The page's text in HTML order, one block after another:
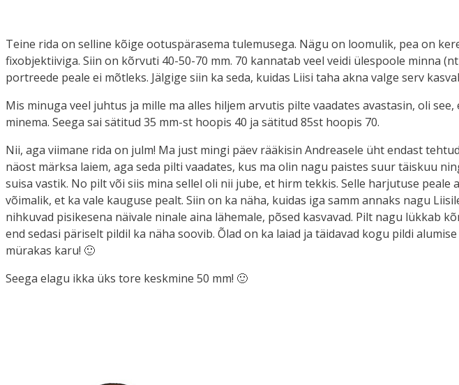
Teine rida on selline kõige ootuspärasema tulemusega. Nägu on loomulik, pea on
fixobjektiiviga. Siin on kõrvuti 40-50-70 mm. 70 kannatab veel veidi ülespoole minna
portreede peale ei mõtleks. Jälgige siin ka seda, kuidas Liisi taha akna valge serv
Mis minuga veel juhtus ja mille ma alles hiljem arvutis pilte vaadates avastasin, oli
minema. Seega sai sätitud 35 mm-st hoopis 40 ja sätitud 85st hoopis 70.
Nii, aga viimane rida on julm! Ma just mingi päev rääkisin Andreasele üht endast
näost märksa laiem, aga seda pilti vaadates, kus ma olin nagu paistes suur täiskuu
suisa vastik. No pilt või siis mina sellel oli nii jube, et hirm tekkis. Selle harjutuse
võimalik, et ka vale kauguse pealt. Siin on ka näha, kuidas iga samm annaks nagu
nihkuvad pisikesena näivale ninale aina lähemale, põsed kasvavad. Pilt nagu lükkab
end sedasi päriselt pildil ka näha soovib. Õlad on ka laiad ja täidavad kogu pildi
mürakas karu! 🙂
Seega elagu ikka üks tore keskmine 50 mm! 🙂